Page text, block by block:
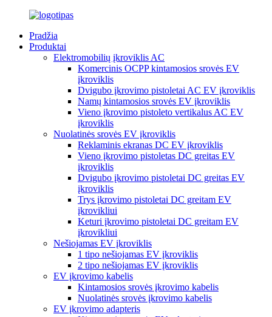
Pradžia
Produktai
Elektromobilių įkroviklis AC
Komercinis OCPP kintamosios srovės EV
įkroviklis
Dvigubo įkrovimo pistoletai AC EV įkroviklis
Namų kintamosios srovės EV įkroviklis
Vieno įkrovimo pistoleto vertikalus AC EV
įkroviklis
Nuolatinės srovės EV įkroviklis
Reklaminis ekranas DC EV įkroviklis
Vieno įkrovimo pistoletas DC greitas EV
įkroviklis
Dvigubo įkrovimo pistoletai DC greitas EV
įkroviklis
Trys įkrovimo pistoletai DC greitam EV
įkrovikliui
Keturi įkrovimo pistoletai DC greitam EV
įkrovikliui
Nešiojamas EV įkroviklis
1 tipo nešiojamas EV įkroviklis
2 tipo nešiojamas EV įkroviklis
EV įkrovimo kabelis
Kintamosios srovės įkrovimo kabelis
Nuolatinės srovės įkrovimo kabelis
EV įkrovimo adapteris